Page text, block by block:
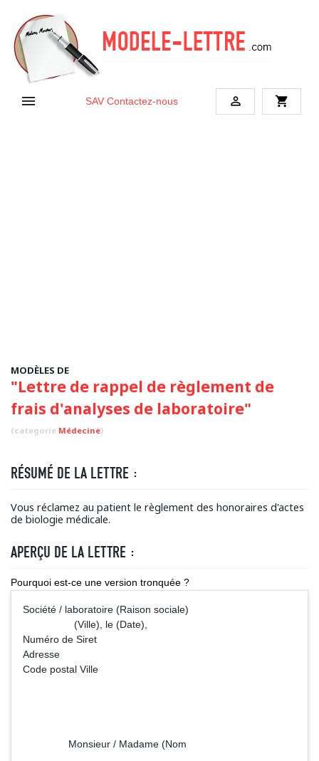
 SAV Contactez-nous  shopping_cart
MODÈLES DE
"Lettre de rappel de règlement de
frais d'analyses de laboratoire"
(categorie Médecine)
RÉSUMÉ DE LA LETTRE :
Vous réclamez au patient le règlement des honoraires d'actes
de biologie médicale.
APERÇU DE LA LETTRE :
Pourquoi est-ce une version tronquée ?
Société / laboratoire (Raison sociale)
(Ville), le (Date),
Numéro de Siret
Adresse
Code postal Ville
Monsieur / Madame (Nom